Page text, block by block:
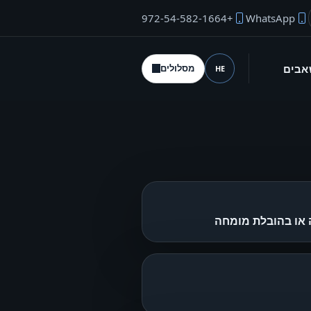
המייסד
WhatsApp
+972-54-582-1664
שפה (desktop)
HE מסלולים